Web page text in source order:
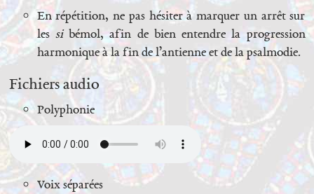
En répétition, ne pas hésiter à marquer un arrêt sur
les sibémol, afin de bien entendre la progression
harmonique à la fin de l’antienne et de la psalmodie.
Fichiers audio
Polyphonie
Voix séparées